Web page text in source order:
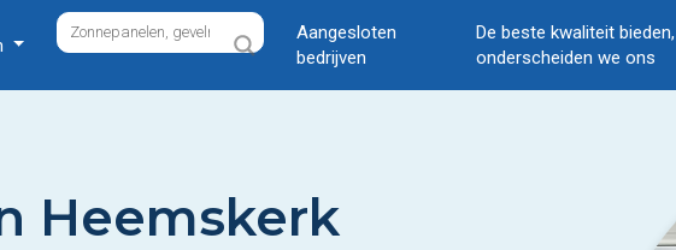
Aangesloten
bedrijven
De beste kwaliteit
onderscheiden we ons
Heemskerk